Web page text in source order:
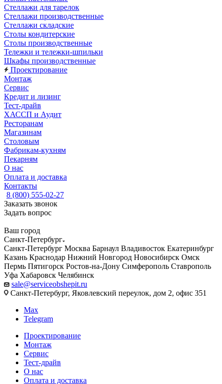
Стеллажи для тарелок
Стеллажи производственные
Стеллажи складские
Столы кондитерские
Столы производственные
Тележки и тележки-шпильки
Шкафы производственные
Проектирование
Монтаж
Сервис
Кредит и лизинг
Тест-драйв
ХАССП и Аудит
Ресторанам
Магазинам
Столовым
Фабрикам-кухням
Пекарням
О нас
Оплата и доставка
Контакты
8 (800) 555-02-27
Заказать звонок
Задать вопрос
Ваш город
Санкт-Петербург
Санкт-Петербург Москва Барнаул Владивосток Екатеринбург
Казань Краснодар Нижний Новгород Новосибирск Омск
Пермь Пятигорск Ростов-на-Дону Симферополь Ставрополь
Уфа Хабаровск Челябинск
sale@serviceobshepit.ru
Санкт-Петербург, Яковлевский переулок, дом 2, офис 351
Max
Telegram
Проектирование
Монтаж
Сервис
Тест-драйв
О нас
Оплата и доставка